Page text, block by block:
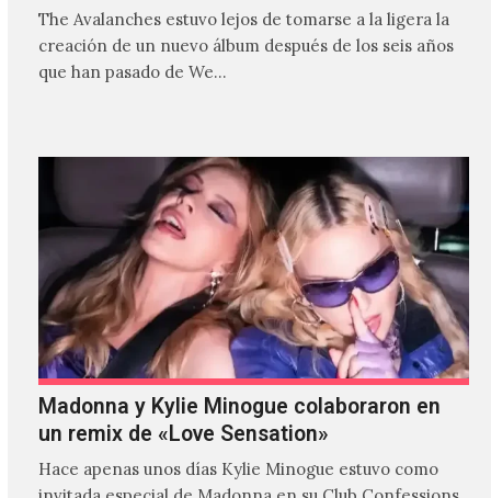
The Avalanches estuvo lejos de tomarse a la ligera la
creación de un nuevo álbum después de los seis años
que han pasado de We…
Madonna y Kylie Minogue colaboraron en
un remix de «Love Sensation»
Hace apenas unos días Kylie Minogue estuvo como